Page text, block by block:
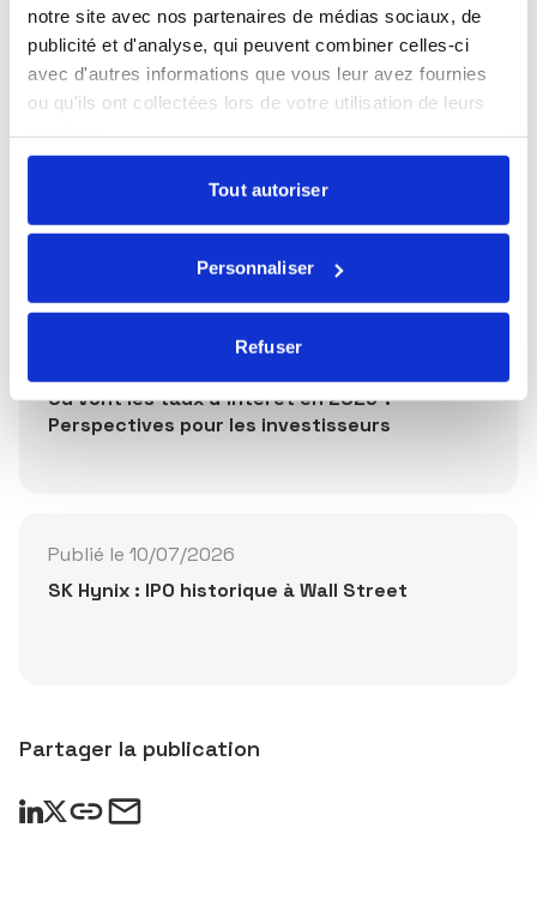
notre site avec nos partenaires de médias sociaux, de
publicité et d'analyse, qui peuvent combiner celles-ci
avec d'autres informations que vous leur avez fournies
ou qu'ils ont collectées lors de votre utilisation de leurs
Tout autoriser
Personnaliser
Refuser
Publications récentes
Où vont les taux d'intérêt en 2026 ?
Perspectives pour les investisseurs
Publié le 10/07/2026
SK Hynix : IPO historique à Wall Street
Partager la publication